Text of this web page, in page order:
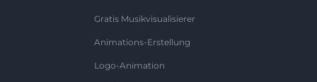
Gratis Musikvisualisierer
Animations-Erstellung
Logo-Animation